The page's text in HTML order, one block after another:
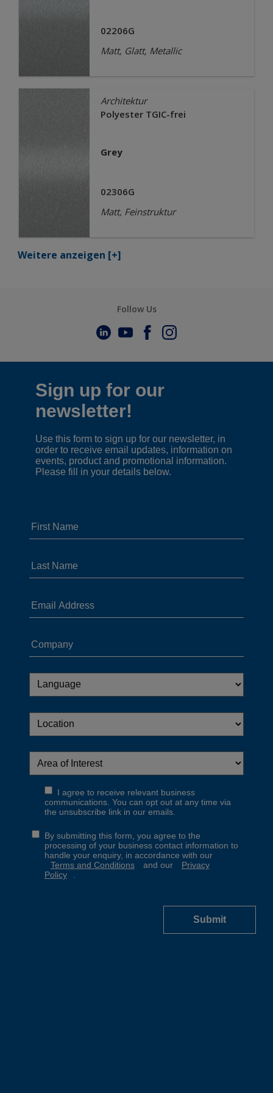
02206G
Matt, Glatt, Metallic
Architektur
Polyester TGIC-frei
Grey
02306G
Matt, Feinstruktur
Weitere anzeigen [+]
Follow Us